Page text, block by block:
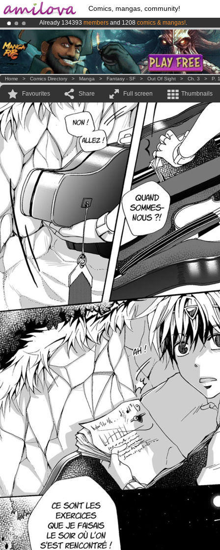
Comics, mangas, community!
Already 134393 members and 1208 comics & mangas!.
AmilovaKickstarter is now LIVE!.
Premium membership from3.95 euros per month !Get membership
Home > Comics Directory > Manga > Fantasy - SF > Out Of Sight > Ch. 3 > P.
Favourites Share Full screen Thumbnails